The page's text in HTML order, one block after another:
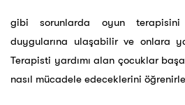
gibi sorunlarda oyun terapisini
duygularına ulaşabilir ve onlara
Terapisti yardımı alan çocuklar
nasıl mücadele edeceklerini